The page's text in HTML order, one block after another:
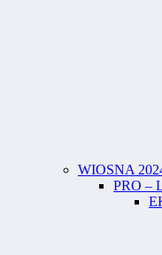
WIOSNA
PRO –